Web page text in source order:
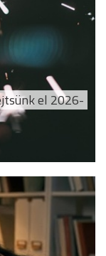
el 2026-